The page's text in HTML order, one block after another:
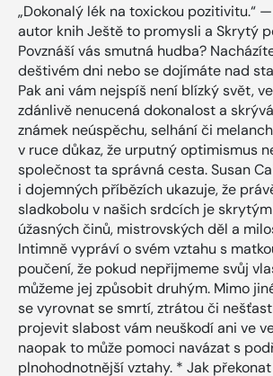
„Dokonalý lék na toxickou pozitivitu.“
autor knih Ještě to promysli a Skrytý
Povznáší vás smutná hudba?
deštivém dni nebo se dojímáte nad
Pak ani vám nejspíš není blízký svět,
zdánlivě nenucená dokonalost a
známek neúspěchu, selhání či
v ruce důkaz, že urputný optimismus
společnost ta správná cesta. Susan
i dojemných příbězích ukazuje, že
sladkobolu v našich srdcích je
úžasných činů, mistrovských děl a
Intimně vypráví o svém vztahu s
poučení, že pokud nepřijmeme svůj
můžeme jej způsobit druhým. Mimo
se vyrovnat se smrtí, ztrátou či
projevit slabost vám neuškodí ani ve
naopak to může pomoci navázat s
plnohodnotnější vztahy. * Jak